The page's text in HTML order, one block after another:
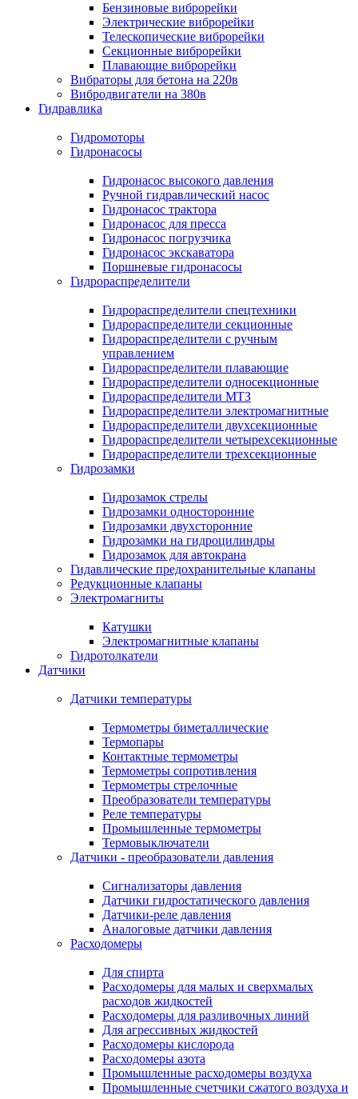
Бензиновые виброрейки
Электрические виброрейки
Телескопические виброрейки
Секционные виброрейки
Плавающие виброрейки
Вибраторы для бетона на 220в
Вибродвигатели на 380в
Гидравлика
Гидромоторы
Гидронасосы
Гидронасос высокого давления
Ручной гидравлический насос
Гидронасос трактора
Гидронасос для пресса
Гидронасос погрузчика
Гидронасос экскаватора
Поршневые гидронасосы
Гидрораспределители
Гидрораспределители спецтехники
Гидрораспределители секционные
Гидрораспределители с ручным
управлением
Гидрораспределители плавающие
Гидрораспределители односекционные
Гидрораспределители МТЗ
Гидрораспределители электромагнитные
Гидрораспределители двухсекционные
Гидрораспределители четырехсекционные
Гидрораспределители трехсекционные
Гидрозамки
Гидрозамок стрелы
Гидрозамки односторонние
Гидрозамки двухсторонние
Гидрозамки на гидроцилиндры
Гидрозамок для автокрана
Гидавлические предохранительные клапаны
Редукционные клапаны
Электромагниты
Катушки
Электромагнитные клапаны
Гидротолкатели
Датчики
Датчики температуры
Термометры биметаллические
Термопары
Контактные термометры
Термометры сопротивления
Термометры стрелочные
Преобразователи температуры
Реле температуры
Промышленные термометры
Термовыключатели
Датчики - преобразователи давления
Сигнализаторы давления
Датчики гидростатического давления
Датчики-реле давления
Аналоговые датчики давления
Расходомеры
Для спирта
Расходомеры для малых и сверхмалых
расходов жидкостей
Расходомеры для разливочных линий
Для агрессивных жидкостей
Расходомеры кислорода
Расходомеры азота
Промышленные расходомеры воздуха
Промышленные счетчики сжатого воздуха и